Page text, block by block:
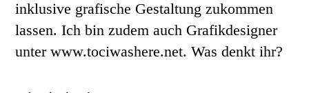
inklusive grafische Gestaltung zukommen
lassen. Ich bin zudem auch Grafikdesigner
unter www.tociwashere.net. Was denkt ihr?